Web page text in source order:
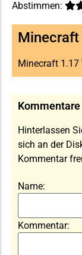
Abstimmen:
Minecraft
Minecraft 1.17
Kommentare
Hinterlassen
sich an der
Kommentar
Name:
Kommentar: